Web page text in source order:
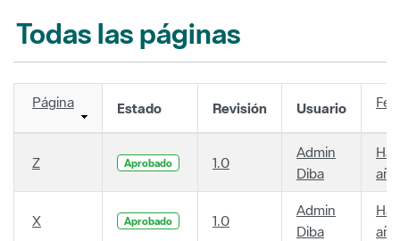
Todas las páginas
Página Estado Revisión Usuario
Z Aprobado 1.0
Admin
Diba
X Aprobado 1.0
Admin
Diba